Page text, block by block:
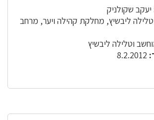
יעקב שקולניק
טלילה ליבשיץ, מחלקת קהילה ויער, מרחב
וטלילה ליבשיץ